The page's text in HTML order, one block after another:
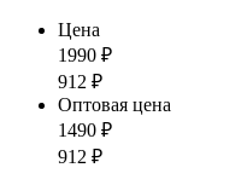
Цена
1990 ₽
912 ₽
Оптовая цена
1490 ₽
912 ₽